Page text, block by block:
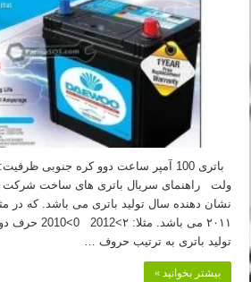
ولت راهنمای سریال باتری های ساخت شرکت
۲۰۱۱ می
تولید باتری به ترتیب حروف …
بیشتر بخوانید »